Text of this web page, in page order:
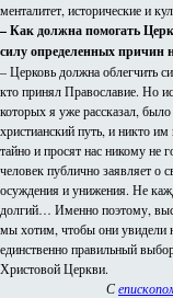
менталитет, исторические и
– Как должна помогать
силу определенных причин
– Церковь должна облегчить
кто принял Православие. Но
которых я уже рассказал,
христианский путь, и никто
тайно и просят нас никому не
человек публично заявляет о
осуждения и унижения. Не
долгий… Именно поэтому,
мы хотим, чтобы они увидели
единственно правильный
Христовой Церкви.
С